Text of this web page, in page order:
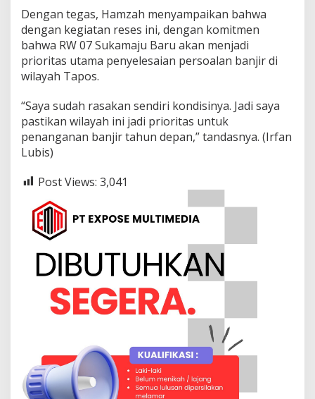
Dengan tegas, Hamzah menyampaikan bahwa
dengan kegiatan reses ini, dengan komitmen
bahwa RW 07 Sukamaju Baru akan menjadi
prioritas utama penyelesaian persoalan banjir di
wilayah Tapos.
“Saya sudah rasakan sendiri kondisinya. Jadi saya
pastikan wilayah ini jadi prioritas untuk
penanganan banjir tahun depan,” tandasnya. (Irfan
Lubis)
Post Views: 3,041